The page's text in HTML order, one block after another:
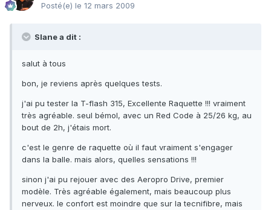
Posté(e) le 12 mars 2009
Slane a dit :
salut à tous
bon, je reviens après quelques tests.
j'ai pu tester la T-flash 315, Excellente Raquette !!! vraiment
très agréable. seul bémol, avec un Red Code à 25/26 kg, au
bout de 2h, j'étais mort.
c'est le genre de raquette où il faut vraiment s'engager
dans la balle. mais alors, quelles sensations !!!
sinon j'ai pu rejouer avec des Aeropro Drive, premier
modèle. Très agréable également, mais beaucoup plus
nerveux. le confort est moindre que sur la tecnifibre, mais